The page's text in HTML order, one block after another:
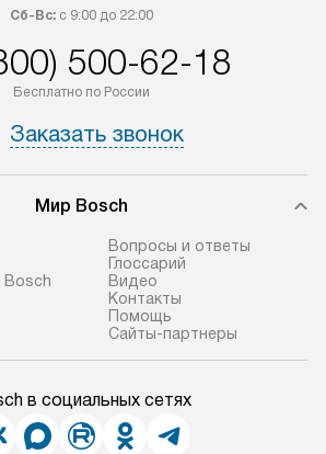
Сб-Вс:с 9:00 до 22:00
500-62-18
Бесплатно по России
Заказать звонок
Мир Bosch
Bosch
Вопросы и ответы
Глоссарий
Видео
Контакты
Помощь
Сайты-партнеры
в социальных сетях